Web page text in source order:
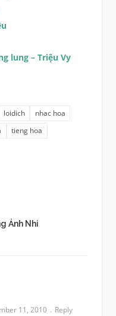
lung – Triệu Vy
loidich
nhac hoa
tieng hoa
Ảnh Nhi
11, 2010 Reply